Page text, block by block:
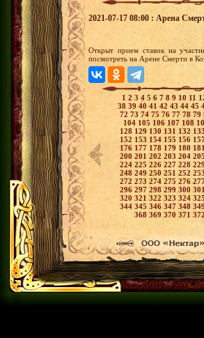
2021-07-17 08:00 : Арена
Открыт прием ставок на
посмотреть на Арене Смерти в
1 2 3 4 5 6 7 8 9 10 11
38 39 40 41 42 43 44 45
72 73 74 75 76 77 78 79
104 105 106 107 108
128 129 130 131 132 133
152 153 154 155 156
176 177 178 179 180 181
200 201 202 203 204 205
224 225 226 227 228 229
248 249 250 251 252 253
272 273 274 275 276
296 297 298 299 300 301
320 321 322 323 324
344 345 346 347 348 349
368 369 370 371 372